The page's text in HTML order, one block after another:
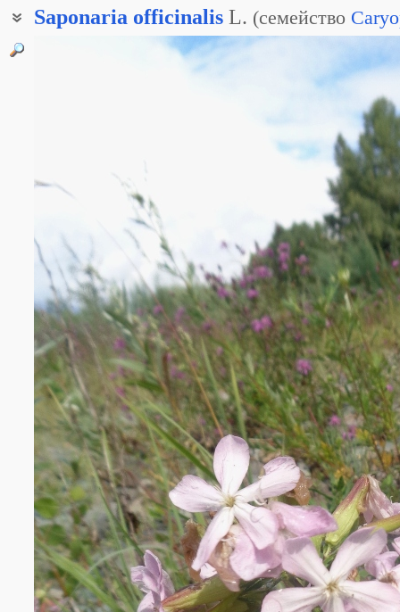
Saponaria officinalis L. (семейство